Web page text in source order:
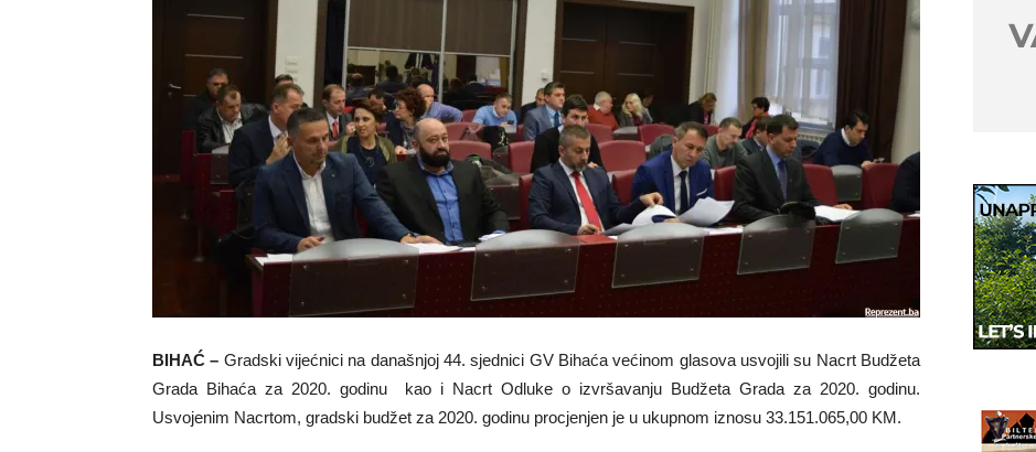
BIHAĆ – Gradski vijećnici na današnjoj 44. sjednici GV Bihaća većinom glasova usvojili su Nacrt Budžeta
Grada Bihaća za 2020. godinu kao i Nacrt Odluke o izvršavanju Budžeta Grada za 2020. godinu.
Usvojenim Nacrtom, gradski budžet za 2020. godinu procjenjen je u ukupnom iznosu 33.151.065,00 KM.